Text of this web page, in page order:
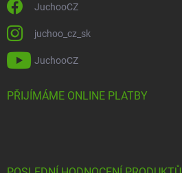
JuchooCZ
juchoo_cz_sk
JuchooCZ
PŘIJÍMÁME ONLINE PLATBY